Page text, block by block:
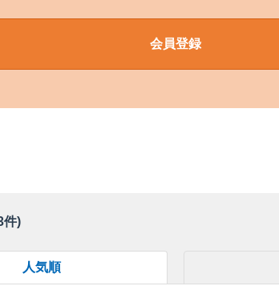
会員登録
件)
人気順